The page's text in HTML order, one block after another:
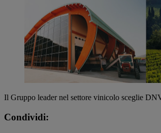
Il Gruppo leader nel settore vinicolo sceglie
Condividi: